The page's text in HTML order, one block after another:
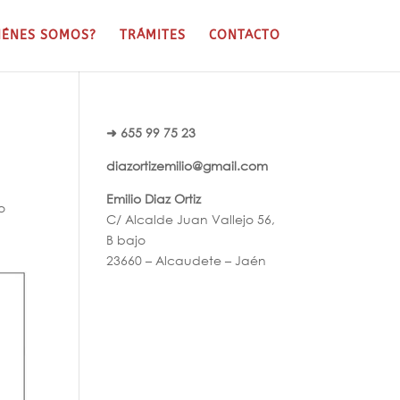
SOMOS? TRÁMITES CONTACTO
➜ 655 99 75 23
diazortizemilio@gmail.com
Emilio Diaz Ortiz
C/ Alcalde Juan Vallejo 56,
B bajo
23660 – Alcaudete – Jaén